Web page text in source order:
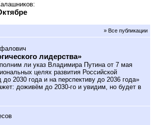
:
» Все публикации
лидерства»
ли указ Владимира Путина от 7 мая
целях развития Российской
2030 года и на перспективу до 2036 года»
доживём до 2030-го и увидим, но будет в